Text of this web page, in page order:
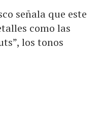
señala que este
como las
los tonos